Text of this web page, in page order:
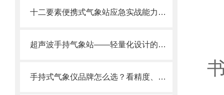
十二要素便携式气象站应急实战能力：现场组装/2分钟部署/数据秒出。
超声波手持气象站——轻量化设计的极限：单手可握/掌上气象站
手持式气象仪品牌怎么选？看精度、看存储、看续航、看厂家实力风途实力解析